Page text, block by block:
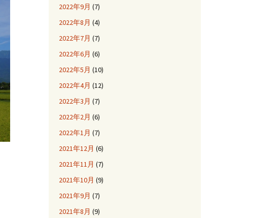
2022年9月 (7)
2022年8月 (4)
2022年7月 (7)
2022年6月 (6)
2022年5月 (10)
2022年4月 (12)
2022年3月 (7)
2022年2月 (6)
2022年1月 (7)
2021年12月 (6)
2021年11月 (7)
2021年10月 (9)
2021年9月 (7)
2021年8月 (9)